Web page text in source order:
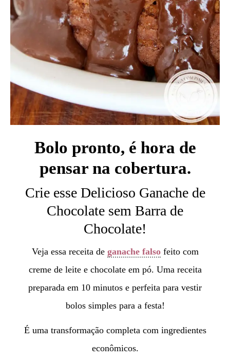
Bolo pronto, é hora de
pensar na cobertura.
Crie esse Delicioso Ganache de
Chocolate sem Barra de
Chocolate!
Veja essa receita de ganache falsofeito com
creme de leite e chocolate em pó. Uma receita
preparada em 10 minutos e perfeita para vestir
bolos simples para a festa!
É uma transformação completa com ingredientes
econômicos.